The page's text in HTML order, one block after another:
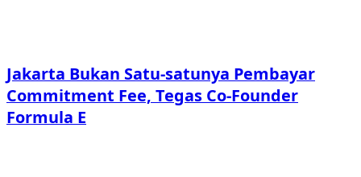
Jakarta Bukan Satu-satunya Pembayar
Commitment Fee, Tegas Co-Founder
Formula E